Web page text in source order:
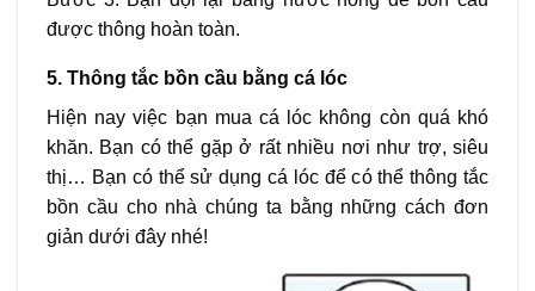
được thông hoàn toàn.
5. Thông tắc bồn cầu bằng cá lóc
Hiện nay việc bạn mua cá lóc không còn quá khó
khăn. Bạn có thể gặp ở rất nhiều nơi như trợ, siêu
thị… Bạn có thể sử dụng cá lóc để có thể thông tắc
bồn cầu cho nhà chúng ta bằng những cách đơn
giản dưới đây nhé!